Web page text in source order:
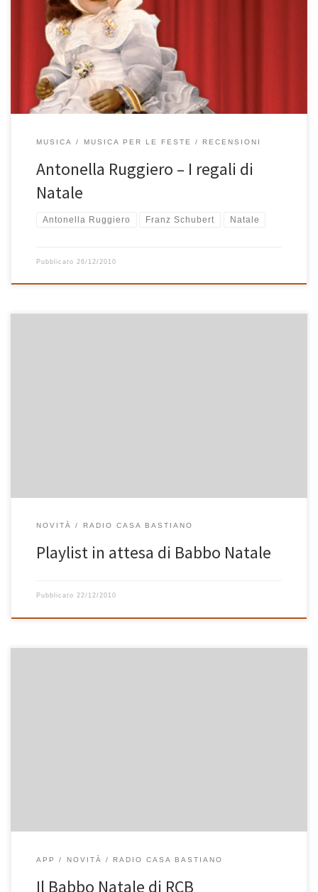
Natale, per fortuna lo fa con immensa classe e con quella
splendida voce che le permetterebbe di cantare qualsiasi cosa. La
scelta delle canzoni è molto ampia, tanto che ci vogliono 2 cd per
accogliere tutti i brani scelti da Antonella che […]
MUSICA MUSICA PER LE FESTE RECENSIONI
Antonella Ruggiero – I regali di
Natale
Antonella Ruggiero Franz Schubert Natale
Pubblicato 26/12/2010
NOVITÀ RADIO CASA BASTIANO
Playlist in attesa di Babbo Natale
Pubblicato 22/12/2010
APP NOVITÀ RADIO CASA BASTIANO
Il Babbo Natale di RCB